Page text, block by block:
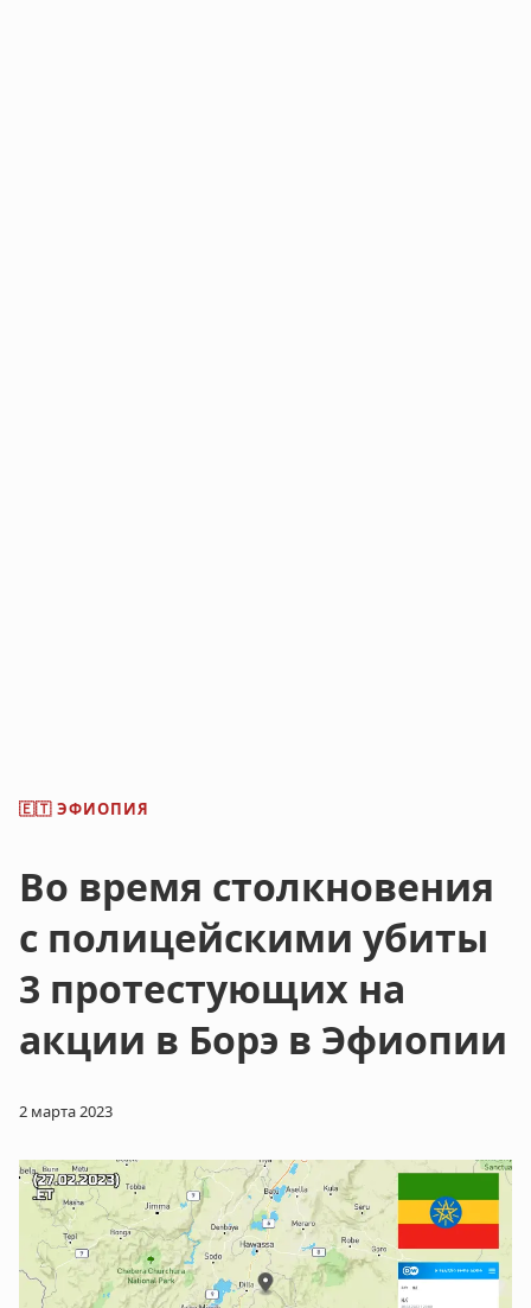
🇪🇹 ЭФИОПИЯ
Во время столкновения
с полицейскими убиты
3 протестующих на
акции в Борэ в Эфиопии
2 марта 2023